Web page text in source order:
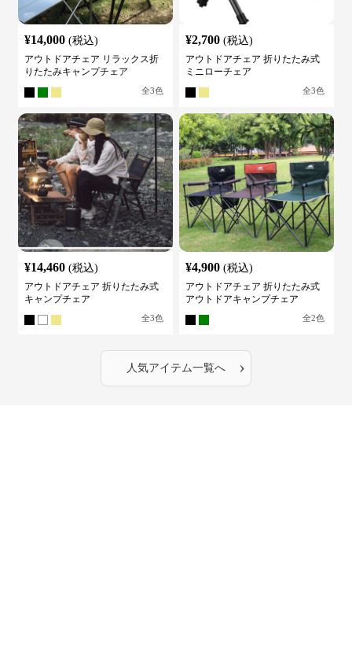
¥14,000 (税込)
アウトドアチェア リラックス折
りたたみキャンプチェア
全3色
¥2,700 (税込)
アウトドアチェア 折りたたみ式
ミニローチェア
全3色
¥14,460 (税込)
アウトドアチェア 折りたたみ式
キャンプチェア
全3色
¥4,900 (税込)
アウトドアチェア 折りたたみ式
アウトドアキャンプチェア
全2色
人気アイテム一覧へ ›